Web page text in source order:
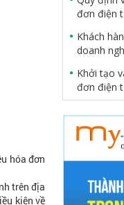
hóa đơn
trên địa
kiện về
doanh
Khởi tạo
đơn điện
Có nên
sang hoá
DẠNG
Một số
đến nghề
Chuyển
tử từ